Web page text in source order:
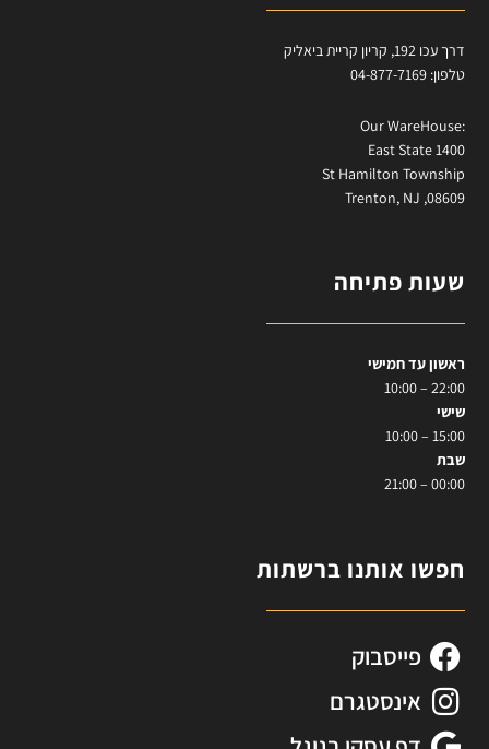
דרך עכו 192, קריון קריית ביאליק
טלפון: 04-877-7169
:Our WareHouse
East State 1400
St Hamilton Township
Trenton, NJ ,08609
שעות פתיחה
ראשון עד חמישי
22:00 – 10:00
שישי
15:00 – 10:00
שבת
00:00 – 21:00
חפשו אותנו ברשתות
פייסבוק
אינסטגרם